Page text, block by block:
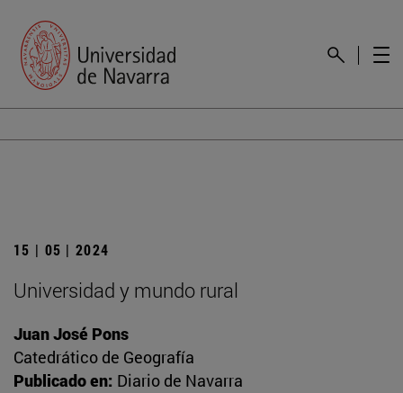
15 | 05 | 2024
Universidad y mundo rural
Juan José Pons
Catedrático de Geografía
Publicado en: Diario de Navarra